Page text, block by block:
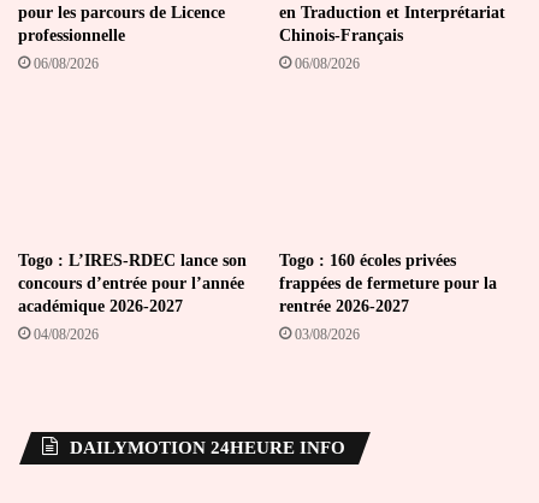
pour les parcours de Licence
professionnelle
06/08/2026
en Traduction et Interprétariat
Chinois-Français
06/08/2026
Togo : L’IRES-RDEC lance son
concours d’entrée pour l’année
académique 2026-2027
04/08/2026
Togo : 160 écoles privées
frappées de fermeture pour la
rentrée 2026-2027
03/08/2026
DAILYMOTION 24HEURE INFO